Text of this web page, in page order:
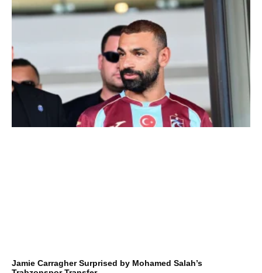
Jamie Carragher Surprised by Mohamed Salah’s